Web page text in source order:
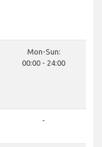
Mon-Sun:
00:00 - 24:00
-